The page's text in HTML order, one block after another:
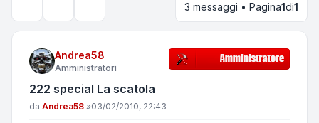
3 messaggi • Pagina1di1
Andrea58
Amministratori
222 special La scatola
Messaggio
da Andrea58 »03/02/2010, 22:43